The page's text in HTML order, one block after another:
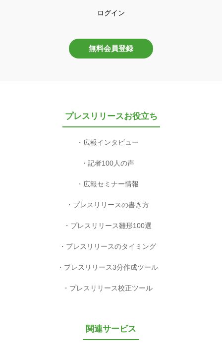
ログイン
無料会員登録
プレスリリースお役立ち
広報インタビュー
記者100人の声
広報セミナー情報
プレスリリースの書き方
プレスリリース雛形100選
プレスリリースのタイミング
プレスリリース3分作成ツール
プレスリリース校正ツール
関連サービス